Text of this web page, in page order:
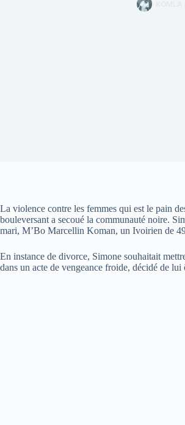
La violence contre les femmes qui est le pain
bouleversant a secoué la communauté noire.
mari, M’Bo Marcellin Koman, un Ivoirien de
En instance de divorce, Simone souhaitait
dans un acte de vengeance froide, décidé de lui